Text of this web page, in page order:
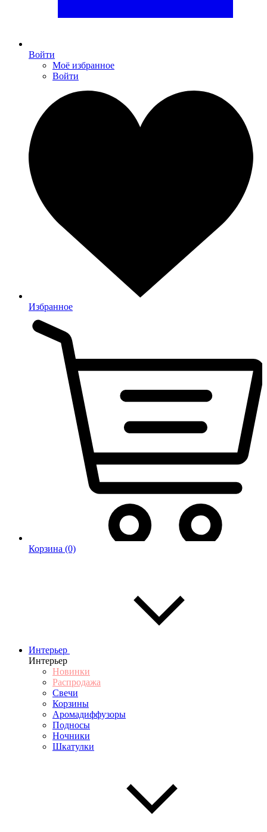
Войти
Моё избранное
Войти
Избранное
Корзина (0)
Интерьер
Интерьер
Новинки
Распродажа
Свечи
Корзины
Аромадиффузоры
Подносы
Ночники
Шкатулки